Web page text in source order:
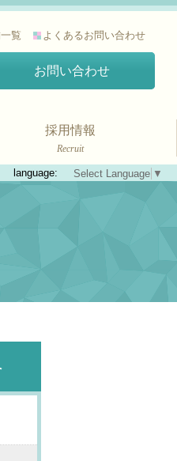
覧 よくあるお問い合わせ
お問い合わせ
採用情報
Recruit
language: Select Language ▼